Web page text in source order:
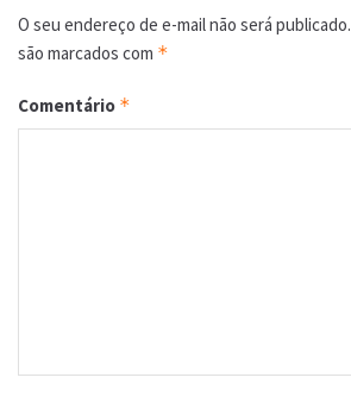
O seu endereço de e-mail não será publicado.
são marcados com *
Comentário *